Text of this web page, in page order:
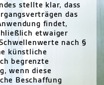
stellte klar, dass
das
findet,
etwaiger
nach §
künstliche
begrenzte
wenn diese
Beschaffung